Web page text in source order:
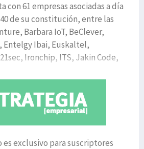
con 61 empresas asociadas a día
de su constitución, entre las
Barbara IoT, BeClever,
Entelgy Ibai, Euskaltel,
Ironchip, ITS, Jakin Code,
es exclusivo para suscriptores